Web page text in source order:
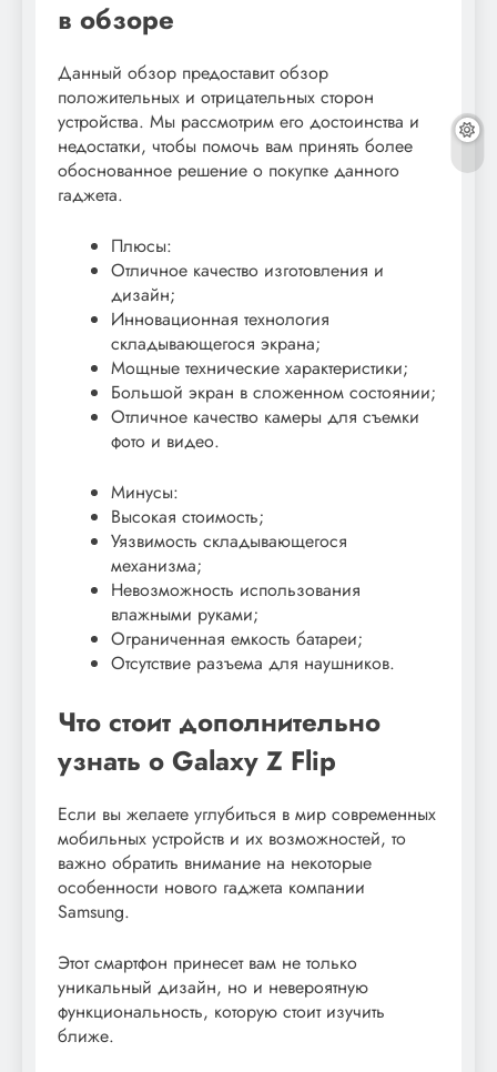
в обзоре
Данный обзор предоставит обзор
положительных и отрицательных сторон
устройства. Мы рассмотрим его достоинства и
недостатки, чтобы помочь вам принять более
обоснованное решение о покупке данного
гаджета.
Плюсы:
Отличное качество изготовления и
дизайн;
Инновационная технология
складывающегося экрана;
Мощные технические характеристики;
Большой экран в сложенном состоянии;
Отличное качество камеры для съемки
фото и видео.
Минусы:
Высокая стоимость;
Уязвимость складывающегося
механизма;
Невозможность использования
влажными руками;
Ограниченная емкость батареи;
Отсутствие разъема для наушников.
Что стоит дополнительно
узнать о Galaxy Z Flip
Если вы желаете углубиться в мир современных
мобильных устройств и их возможностей, то
важно обратить внимание на некоторые
особенности нового гаджета компании
Samsung.
Этот смартфон принесет вам не только
уникальный дизайн, но и невероятную
функциональность, которую стоит изучить
ближе.